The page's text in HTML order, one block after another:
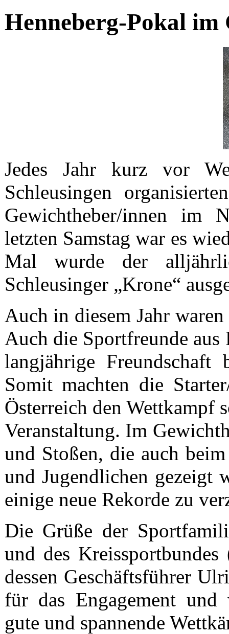
Henneberg-Pokal im
Jedes Jahr kurz vor
Schleusingen
Gewichtheber/innen im
letzten Samstag war es
Mal wurde der
Schleusinger „Krone“
Auch in diesem Jahr
Auch die Sportfreunde aus
langjährige
Somit machten die
Österreich den Wettkampf
Veranstaltung. Im
und Stoßen, die auch
und Jugendlichen gezeigt
einige neue Rekorde zu
Die Grüße der
und des
dessen Geschäftsführer
für das Engagement und
gute und spannende